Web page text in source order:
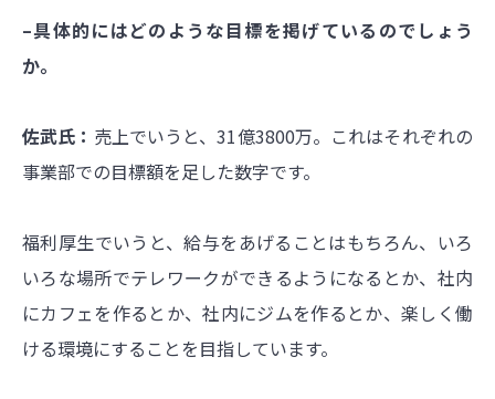
–具体的にはどのような目標を掲げているのでしょう
か。
佐武氏： 売上でいうと、31億3800万。これはそれぞれの
事業部での目標額を足した数字です。
福利厚生でいうと、給与をあげることはもちろん、いろ
いろな場所でテレワークができるようになるとか、社内
にカフェを作るとか、社内にジムを作るとか、楽しく働
ける環境にすることを目指しています。